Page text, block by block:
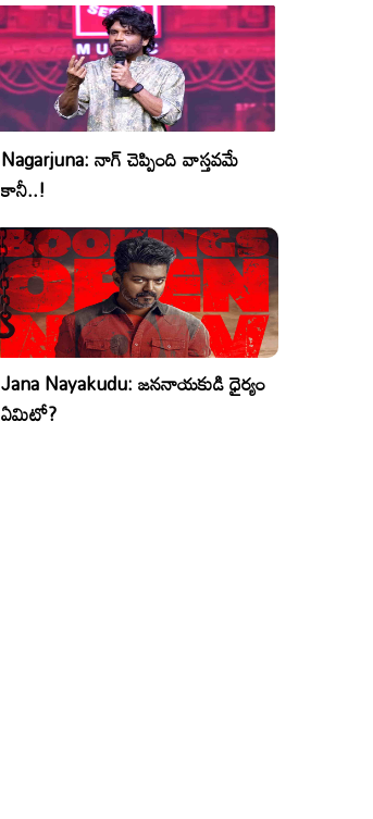
Nagarjuna: నాగ్ చెప్పింది వాస్తవమే
కానీ..!
Jana Nayakudu: జననాయకుడి ధైర్యం
ఏమిటో?